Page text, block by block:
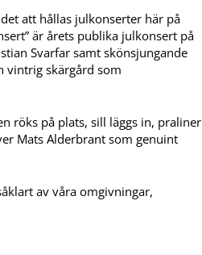
att hållas julkonserter här på
är årets publika julkonsert på
Svarfar samt skönsjungande
vintrig skärgård som
röks på plats, sill läggs in, praliner
Mats Alderbrant som genuint
av våra omgivningar,